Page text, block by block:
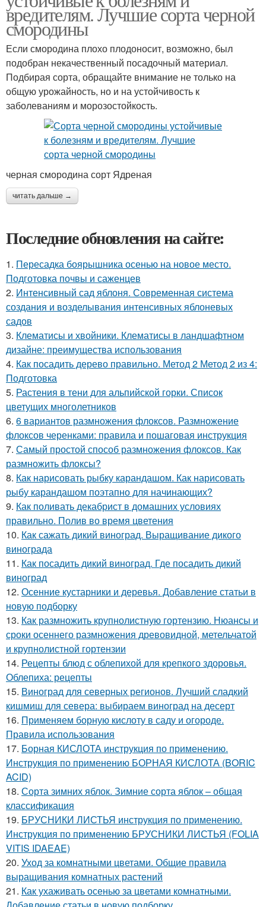
вредителям. Лучшие сорта черной
смородины
Если смородина плохо плодоносит, возможно, был
подобран некачественный посадочный материал.
Подбирая сорта, обращайте внимание не только на
общую урожайность, но и на устойчивость к
заболеваниям и морозостойкость.
черная смородина сорт Ядреная
читать дальше →
Последние обновления на сайте:
1. Пересадка боярышника осенью на новое место.
Подготовка почвы и саженцев
2. Интенсивный сад яблоня. Современная система
создания и возделывания интенсивных яблоневых
садов
3. Клематисы и хвойники. Клематисы в ландшафтном
дизайне: преимущества использования
4. Как посадить дерево правильно. Метод 2 Метод 2 из 4:
Подготовка
5. Растения в тени для альпийской горки. Список
цветущих многолетников
6. 6 вариантов размножения флоксов. Размножение
флоксов черенками: правила и пошаговая инструкция
7. Самый простой способ размножения флоксов. Как
размножить флоксы?
8. Как нарисовать рыбку карандашом. Как нарисовать
рыбу карандашом поэтапно для начинающих?
9. Как поливать декабрист в домашних условиях
правильно. Полив во время цветения
10. Как сажать дикий виноград. Выращивание дикого
винограда
11. Как посадить дикий виноград. Где посадить дикий
виноград
12. Осенние кустарники и деревья. Добавление статьи в
новую подборку
13. Как размножить крупнолистную гортензию. Нюансы и
сроки осеннего размножения древовидной, метельчатой
и крупнолистной гортензии
14. Рецепты блюд с облепихой для крепкого здоровья.
Облепиха: рецепты
15. Виноград для северных регионов. Лучший сладкий
кишмиш для севера: выбираем виноград на десерт
16. Применяем борную кислоту в саду и огороде.
Правила использования
17. Борная КИСЛОТА инструкция по применению.
Инструкция по применению БОРНАЯ КИСЛОТА (BORIC
ACID)
18. Сорта зимних яблок. Зимние сорта яблок – общая
классификация
19. БРУСНИКИ ЛИСТЬЯ инструкция по применению.
Инструкция по применению БРУСНИКИ ЛИСТЬЯ (FOLIA
VITIS IDAEAE)
20. Уход за комнатными цветами. Общие правила
выращивания комнатных растений
21. Как ухаживать осенью за цветами комнатными.